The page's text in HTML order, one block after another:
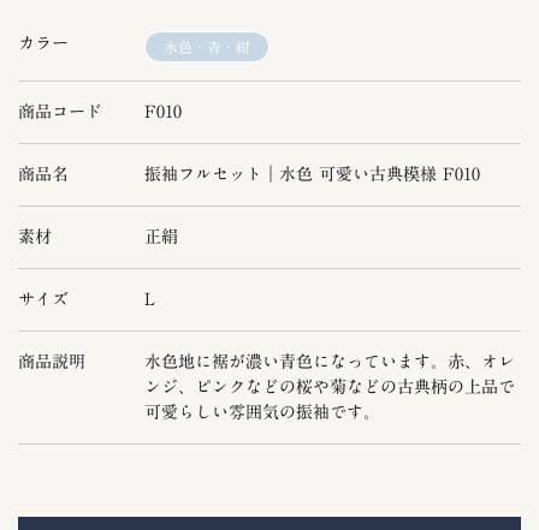
カラー 水色・青・紺
商品コード F010
商品名 振袖フルセット｜水色 可愛い古典模様 F010
素材 正絹
サイズ L
商品説明
水色地に裾が濃い青色になっています。赤、オレ
ンジ、ピンクなどの桜や菊などの古典柄の上品で
可愛らしい雰囲気の振袖です。